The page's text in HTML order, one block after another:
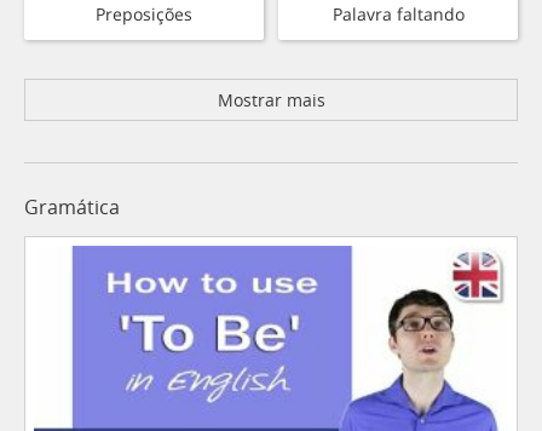
Preposições Palavra faltando
Mostrar mais
Gramática